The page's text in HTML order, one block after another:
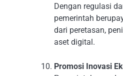
Dengan regulasi
pemerintah
dari peretasan,
aset digital.
Promosi Inovasi